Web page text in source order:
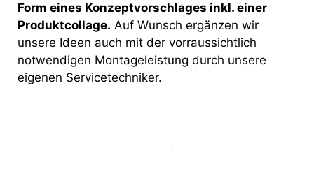
Form eines Konzeptvorschlages inkl. einer
Produktcollage. Auf Wunsch ergänzen wir
unsere Ideen auch mit der vorraussichtlich
notwendigen Montageleistung durch unsere
eigenen Servicetechniker.